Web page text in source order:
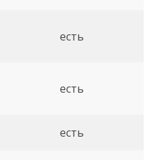
есть
есть
есть